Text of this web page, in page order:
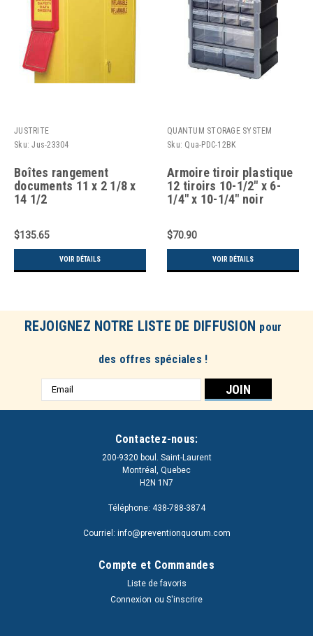
JUSTRITE
Sku: Jus-23304
Boîtes rangement
documents 11 x 2 1/8 x
14 1/2
$135.65
VOIR DÉTAILS
QUANTUM STORAGE SYSTEM
Sku: Qua-PDC-12BK
Armoire tiroir plastique
12 tiroirs 10-1/2" x 6-
1/4" x 10-1/4" noir
$70.90
VOIR DÉTAILS
REJOIGNEZ NOTRE LISTE DE DIFFUSION pour
des offres spéciales !
Adresse
e-
Contactez-nous:
200-9320 boul. Saint-Laurent
Montréal, Quebec
H2N 1N7
Téléphone: 438-788-3874
Courriel: info@preventionquorum.com
Compte et Commandes
Liste de favoris
Connexion ou S'inscrire